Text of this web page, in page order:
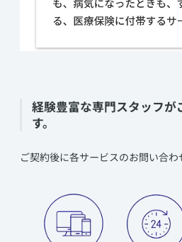
経験豊富な専門スタッフが
す。
ご契約後に各サービスのお問い合わ